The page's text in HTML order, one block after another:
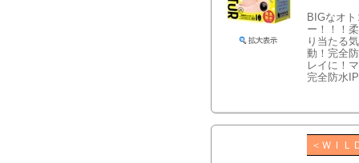
BIGなオ
ー！！！
り当たる
動！完全
レイに！
完全防水
＜ＷＩ